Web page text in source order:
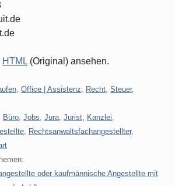
HTML (Original) ansehen.
Office | Assistenz Recht Steuer,
Büro Jobs Jura Jurist Kanzlei
Rechtsanwaltsfachangestellter,
oder kaufmännische Angestellte mit